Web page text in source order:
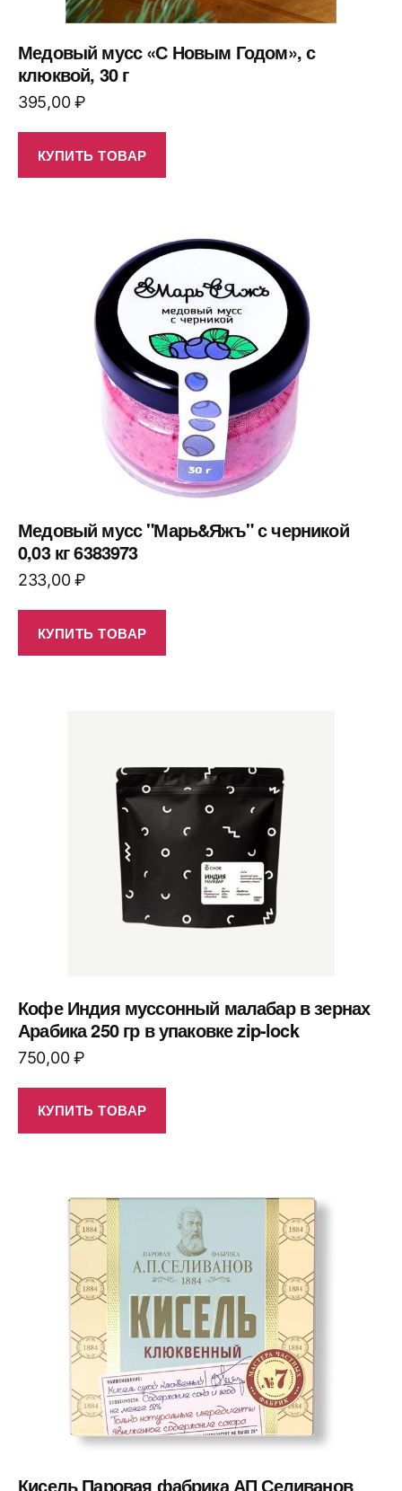
Медовый мусс «С Новым Годом», с
клюквой, 30 г
395,00₽
КУПИТЬ ТОВАР
Медовый мусс "Марь&Яжъ" с черникой
0,03 кг 6383973
233,00₽
КУПИТЬ ТОВАР
Кофе Индия муссонный малабар в зернах
Арабика 250 гр в упаковке zip-lock
750,00₽
КУПИТЬ ТОВАР
Кисель Паровая фабрика АП Селиванов